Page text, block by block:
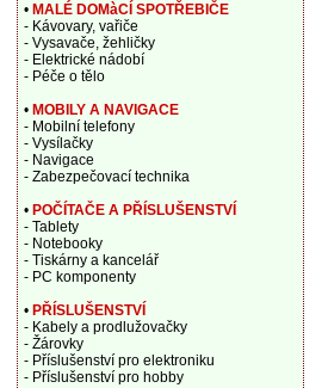
• MALÉ DOMàCÍ SPOTŘEBIČE
- Kávovary, vařiče
- Vysavače, žehličky
- Elektrické nádobí
- Péče o tělo
• MOBILY A NAVIGACE
- Mobilní telefony
- Vysílačky
- Navigace
- Zabezpečovací technika
• POČÍTAČE A PŘÍSLUŠENSTVÍ
- Tablety
- Notebooky
- Tiskárny a kancelář
- PC komponenty
• PŘÍSLUŠENSTVÍ
- Kabely a prodlužovačky
- Žárovky
- Příslušenství pro elektroniku
- Příslušenství pro hobby